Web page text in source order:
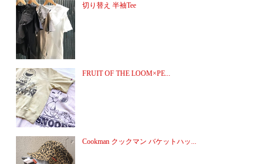
切り替え 半袖Tee
FRUIT OF THE LOOM×PE...
Cookman クックマン バケットハッ...